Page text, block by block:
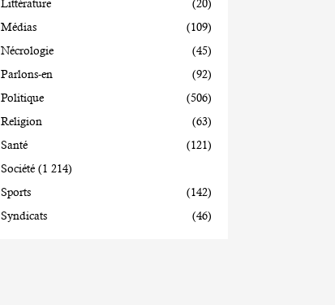
Littérature
(20)
Médias
(109)
Nécrologie
(45)
Parlons-en
(92)
Politique
(506)
Religion
(63)
Santé
(121)
Société (1 214)
Sports
(142)
Syndicats
(46)